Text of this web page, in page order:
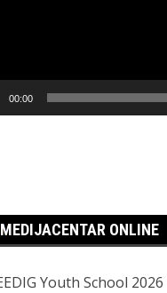
00:00
MEDIJACENTAR ONLINE
Youth School 2026